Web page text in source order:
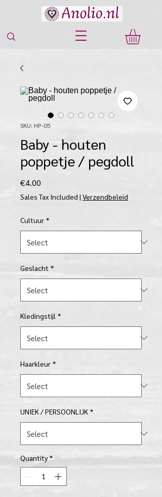
SKU: HP-05
Baby - houten
poppetje / pegdoll
€4.00
Sales Tax Included | Verzendbeleid
Cultuur *
Geslacht *
Kledingstijl *
Haarkleur *
UNIEK / PERSOONLIJK *
Quantity *